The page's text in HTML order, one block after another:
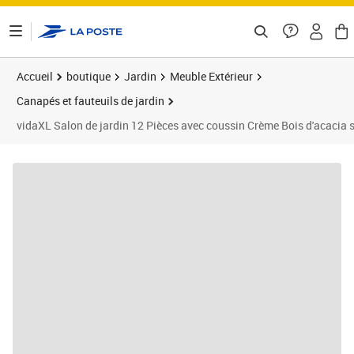
Accueil boutique Jardin
Meuble Extérieur
Canapés et fauteuils de jardin
vidaXL Salon de jardin 12 Pièces avec coussin Crème Bois d'acacia